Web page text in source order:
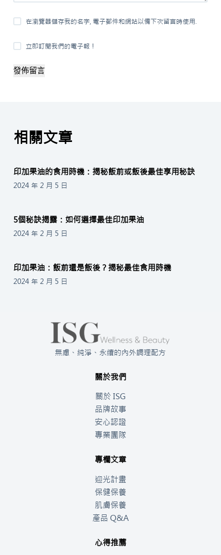
在瀏覽器儲存我的名字, 電子郵件和網站以備下次留言時使用.
立即訂閱我們的電子報！
發佈留言
相關文章
印加果油的食用時機：揭秘飯前或飯後最佳享用秘訣
2024 年 2 月 5 日
5個秘訣揭露：如何選擇最佳印加果油
2024 年 2 月 5 日
印加果油：飯前還是飯後？揭秘最佳食用時機
2024 年 2 月 5 日
無慮、純淨、永續的內外調理配方
關於我們
關於 ISG
品牌故事
安心認證
專業團隊
專欄文章
迎光計畫
保健保養
肌膚保養
產品 Q&A
心得推薦